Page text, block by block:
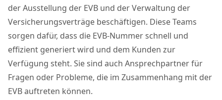
der Ausstellung der EVB und der Verwaltung der
Versicherungsverträge beschäftigen. Diese Teams
sorgen dafür, dass die EVB-Nummer schnell und
effizient generiert wird und dem Kunden zur
Verfügung steht. Sie sind auch Ansprechpartner für
Fragen oder Probleme, die im Zusammenhang mit der
EVB auftreten können.